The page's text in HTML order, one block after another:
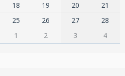
18 19 20
21
25 26 27
28
1 2 3 4